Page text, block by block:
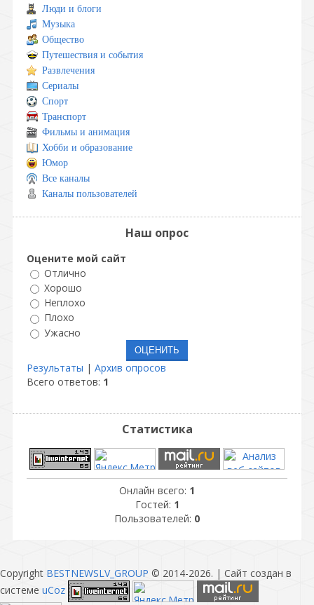
Люди и блоги
Музыка
Общество
Путешествия и события
Развлечения
Сериалы
Спорт
Транспорт
Фильмы и анимация
Хобби и образование
Юмор
Все каналы
Каналы пользователей
Наш опрос
Оцените мой сайт
Отлично
Хорошо
Неплохо
Плохо
Ужасно
Результаты | Архив опросов
Всего ответов: 1
Статистика
Онлайн всего: 1
Гостей: 1
Пользователей: 0
Copyright BESTNEWSLV_GROUP © 2014-2026. | Сайт создан в
системе uCoz